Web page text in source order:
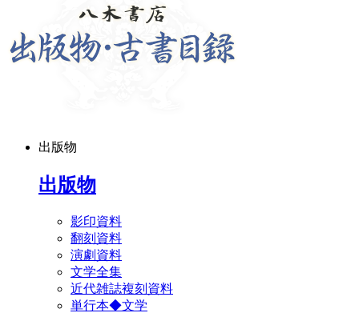
出版物
出版物
影印資料
翻刻資料
演劇資料
文学全集
近代雑誌複刻資料
単行本◆文学